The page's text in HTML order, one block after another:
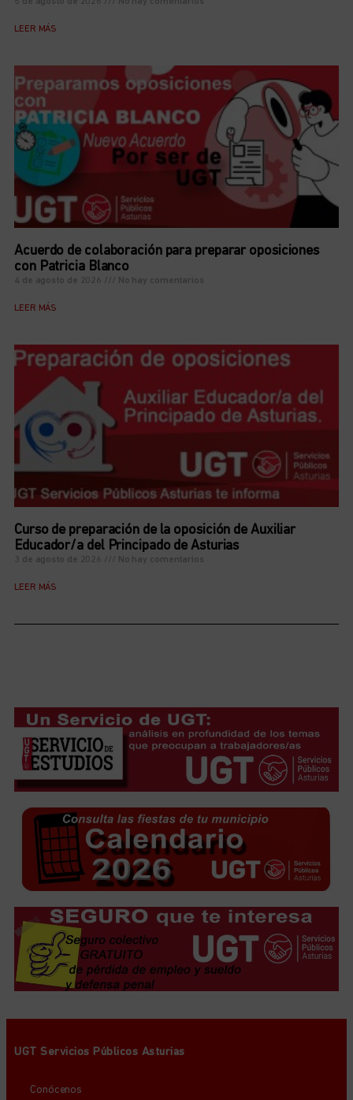
LEER MÁS
Acuerdo de colaboración para preparar oposiciones
con Patricia Blanco
4 de agosto de 2026 No hay comentarios
LEER MÁS
Curso de preparación de la oposición de Auxiliar
Educador/a del Principado de Asturias
3 de agosto de 2026 No hay comentarios
LEER MÁS
UGT Servicios Públicos Asturias
Conócenos